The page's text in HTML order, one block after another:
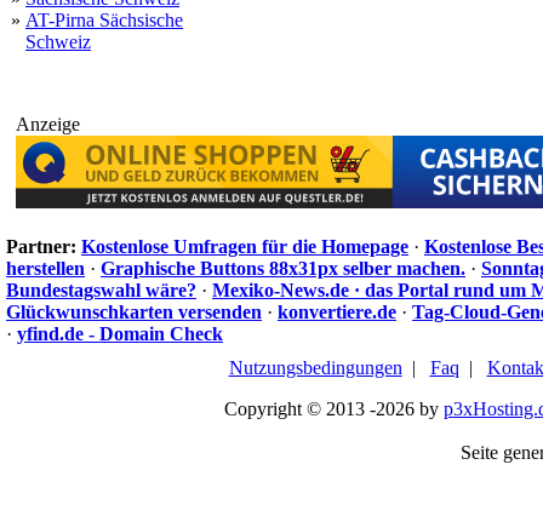
» AT-Pirna Sächsische
Schweiz
Anzeige
Partner: Kostenlose Umfragen für die Homepage · Kostenlose
herstellen · Graphische Buttons 88x31px selber machen. ·
Bundestagswahl wäre? · Mexiko-News.de · das Portal rund um
Glückwunschkarten versenden · konvertiere.de · Tag-Cloud-
· yfind.de - Domain Check
Nutzungsbedingungen | Faq |
Copyright © 2013 -2026 by
Seite